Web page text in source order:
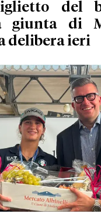
del
giunta di
delibera ieri